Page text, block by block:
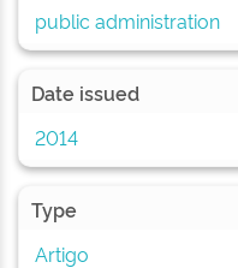
public administration
Date issued
2014
Type
Artigo